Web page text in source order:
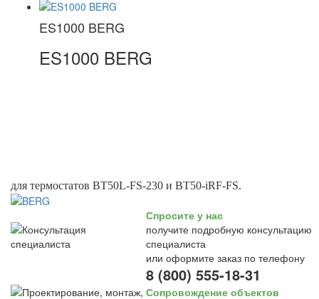
ES1000 BERG
ES1000 BERG
для термостатов BT50L-FS-230 и BT50-iRF-FS.
Спросите у нас
получите подробную консультацию
специалиста
или оформите заказ по телефону
8 (800) 555-18-31
Сопровождение объектов